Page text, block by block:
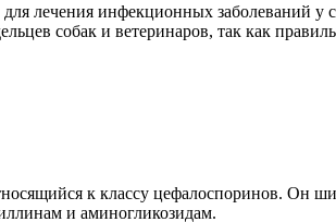
лечения инфекционных заболеваний у
собак и ветеринаров, так как
к классу цефалоспоринов. Он
и аминогликозидам.